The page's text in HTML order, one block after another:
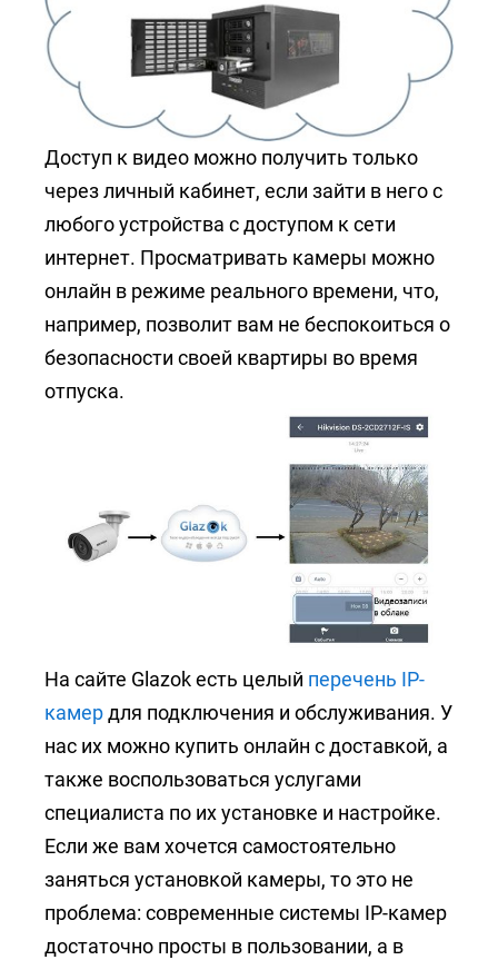
Доступ к видео можно получить только
через личный кабинет, если зайти в него с
любого устройства с доступом к сети
интернет. Просматривать камеры можно
онлайн в режиме реального времени, что,
например, позволит вам не беспокоиться о
безопасности своей квартиры во время
отпуска.
На сайте Glazok есть целый перечень IP-
камердля подключения и обслуживания. У
нас их можно купить онлайн с доставкой, а
также воспользоваться услугами
специалиста по их установке и настройке.
Если же вам хочется самостоятельно
заняться установкой камеры, то это не
проблема: современные системы IP-камер
достаточно просты в пользовании, а в